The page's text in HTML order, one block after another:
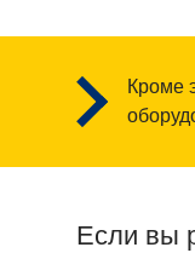
Кроме
Если вы